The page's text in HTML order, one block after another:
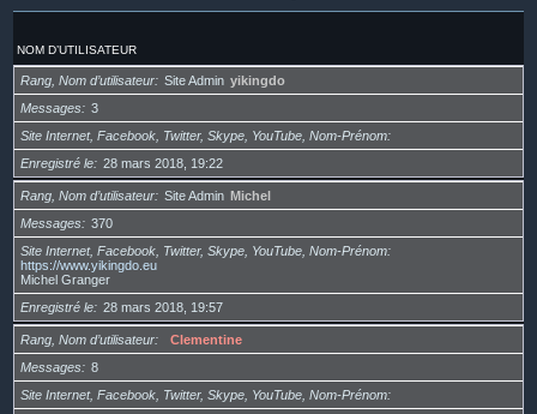
NOM D’UTILISATEUR
Rang, Nom d’utilisateur Site Admin yikingdo
Messages
3
Site Internet, Facebook, Twitter, Skype, YouTube, Nom-Prénom
Enregistré le
28 mars 2018, 19:22
Rang, Nom d’utilisateur Site Admin Michel
Messages
370
Site Internet, Facebook, Twitter, Skype, YouTube, Nom-Prénom
https://www.yikingdo.eu
Michel Granger
Enregistré le
28 mars 2018, 19:57
Rang, Nom d’utilisateur
Clementine
Messages
8
Site Internet, Facebook, Twitter, Skype, YouTube, Nom-Prénom